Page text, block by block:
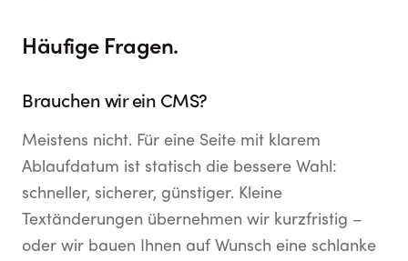
Häufige Fragen.
Brauchen wir ein CMS?
Meistens nicht. Für eine Seite mit klarem
Ablaufdatum ist statisch die bessere Wahl:
schneller, sicherer, günstiger. Kleine
Textänderungen übernehmen wir kurzfristig –
oder wir bauen Ihnen auf Wunsch eine schlanke